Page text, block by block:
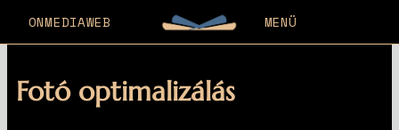
ONMEDIAWEB MENÜ
Fotó optimalizálás